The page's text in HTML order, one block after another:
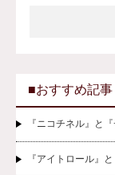
■おすすめ記事
『ニコチネル』と
『アイトロール』